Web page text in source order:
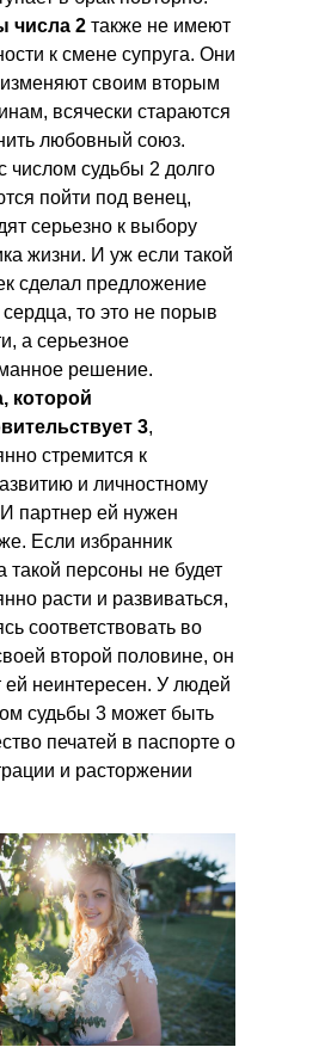
числа 2 также не имеют
к смене супруга. Они
своим вторым
всячески стараются
любовный союз.
числом судьбы 2 долго
пойти под венец,
серьезно к выбору
жизни. И уж если такой
сделал предложение
сердца, то это не порыв
а серьезное
решение.
которой
3,
стремится к
и личностному
И партнер ей нужен
Если избранник
такой персоны не будет
расти и развиваться,
соответствовать во
второй половине, он
ей неинтересен. У людей
судьбы 3 может быть
печатей в паспорте о
и расторжении